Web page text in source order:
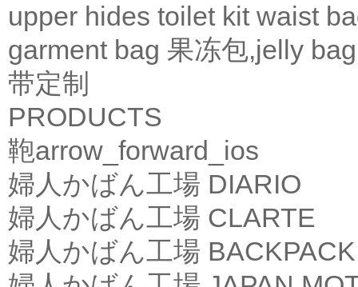
upper hides toilet kit waist
garment bag 果冻包,jelly bag
带定制
PRODUCTS
鞄arrow_forward_ios
婦人かばん工場 DIARIO
婦人かばん工場 CLARTE
婦人かばん工場 BACKPACK